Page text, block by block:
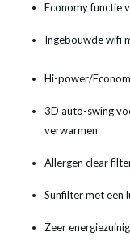
Economy functie
Ingebouwde wifi
Hi-power/
3D auto-swing
verwarmen
Allergen clear
Sunfilter met een
Zeer